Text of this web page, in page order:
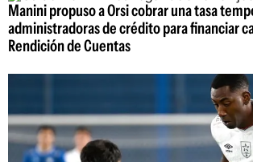
Manini propuso a Orsi cobrar una tasa
administradoras de crédito para financiar
Rendición de Cuentas